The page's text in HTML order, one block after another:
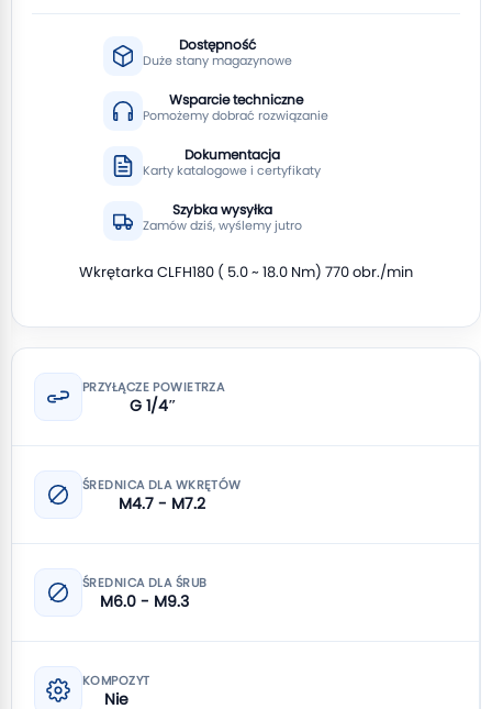
Dostępność
Duże stany magazynowe
Wsparcie techniczne
Pomożemy dobrać rozwiązanie
Dokumentacja
Karty katalogowe i certyfikaty
Szybka wysyłka
Zamów dziś, wyślemy jutro
Wkrętarka CLFH180 ( 5.0 ~ 18.0 Nm) 770 obr./min
PRZYŁĄCZE POWIETRZA
G 1/4″
ŚREDNICA DLA WKRĘTÓW
M4.7 - M7.2
ŚREDNICA DLA ŚRUB
M6.0 - M9.3
KOMPOZYT
Nie